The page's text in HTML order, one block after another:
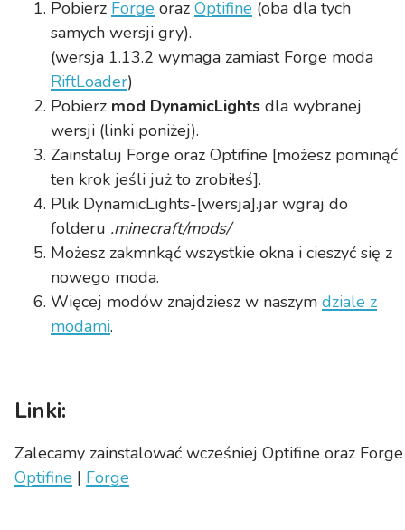
Pobierz Forge oraz Optifine (oba dla tych
samych wersji gry).
(wersja 1.13.2 wymaga zamiast Forge moda
RiftLoader)
Pobierz mod DynamicLights dla wybranej
wersji (linki poniżej).
Zainstaluj Forge oraz Optifine [możesz pominąć
ten krok jeśli już to zrobiłeś].
Plik DynamicLights-[wersja].jar wgraj do
folderu .minecraft/mods/
Możesz zakmnkąć wszystkie okna i cieszyć się z
nowego moda.
Więcej modów znajdziesz w naszym dziale z
modami.
Linki:
Zalecamy zainstalować wcześniej Optifine oraz Forge
Optifine | Forge